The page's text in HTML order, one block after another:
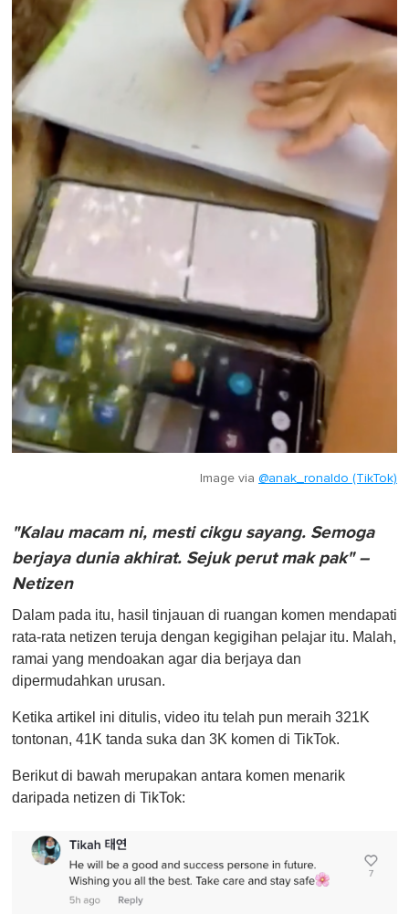
Image via @anak_ronaldo (TikTok)
"Kalau macam ni, mesti cikgu sayang. Semoga
berjaya dunia akhirat. Sejuk perut mak pak" –
Netizen
Dalam pada itu, hasil tinjauan di ruangan komen mendapati
rata-rata netizen teruja dengan kegigihan pelajar itu. Malah,
ramai yang mendoakan agar dia berjaya dan
dipermudahkan urusan.
Ketika artikel ini ditulis, video itu telah pun meraih 321K
tontonan, 41K tanda suka dan 3K komen di TikTok.
Berikut di bawah merupakan antara komen menarik
daripada netizen di TikTok: